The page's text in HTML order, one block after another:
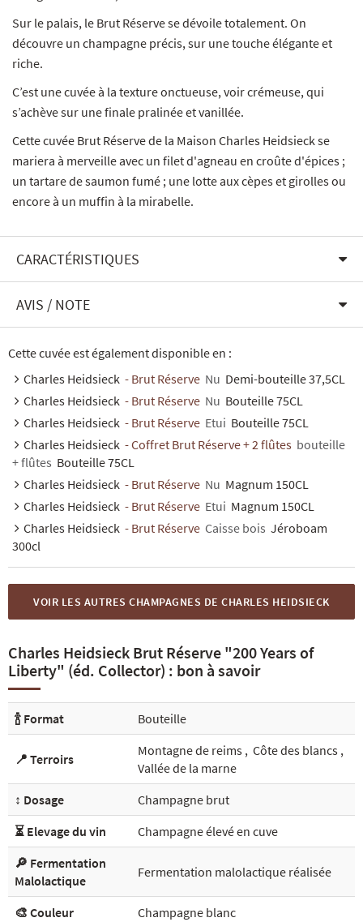
Sur le palais, le Brut Réserve se dévoile totalement. On
découvre un champagne précis, sur une touche élégante et
riche.
C’est une cuvée à la texture onctueuse, voir crémeuse, qui
s’achève sur une finale pralinée et vanillée.
Cette cuvée Brut Réserve de la Maison Charles Heidsieck se
mariera à merveille avec un filet d'agneau en croûte d'épices ;
un tartare de saumon fumé ; une lotte aux cèpes et girolles ou
encore à un muffin à la mirabelle.
CARACTÉRISTIQUES
AVIS / NOTE
Cette cuvée est également disponible en :
Charles Heidsieck - Brut Réserve Nu Demi-bouteille 37,5CL
Charles Heidsieck - Brut Réserve Nu Bouteille 75CL
Charles Heidsieck - Brut Réserve Etui Bouteille 75CL
Charles Heidsieck - Coffret Brut Réserve + 2 flûtes bouteille
+ flûtes Bouteille 75CL
Charles Heidsieck - Brut Réserve Nu Magnum 150CL
Charles Heidsieck - Brut Réserve Etui Magnum 150CL
Charles Heidsieck - Brut Réserve Caisse bois Jéroboam
300cl
VOIR LES AUTRES CHAMPAGNES DE CHARLES HEIDSIECK
Charles Heidsieck Brut Réserve "200 Years of
Liberty" (éd. Collector) : bon à savoir
🍾 Format Bouteille
📍 Terroirs
Montagne de reims , Côte des blancs ,
Vallée de la marne
↕️ Dosage
Champagne brut
⏳ Elevage du vin
Champagne élevé en cuve
🔎 Fermentation
Malolactique
Fermentation malolactique réalisée
🎨 Couleur Champagne blanc